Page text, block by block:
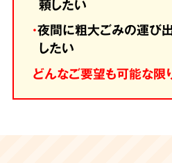
頼したい
・夜間に粗大ごみの運び
したい
どんなご要望も可能な限